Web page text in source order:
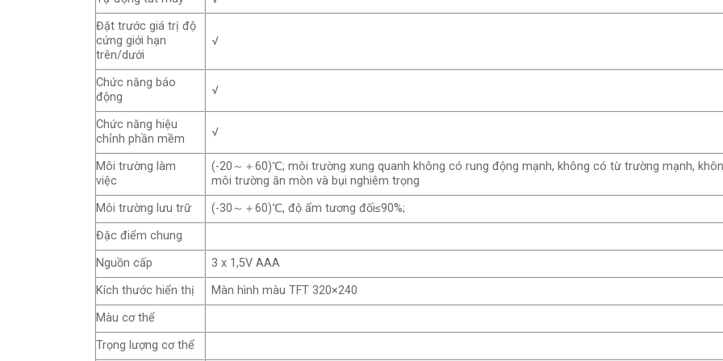
Đặt trước giá trị độ
cứng giới hạn
trên/dưới
√
Chức năng báo
động
√
Chức năng hiệu
chỉnh phần mềm
√
Môi trường làm
việc
(-20～＋60)℃; môi trường xung quanh không có rung động mạnh, không có từ trường mạnh,
môi trường ăn mòn và bụi nghiêm trọng
Môi trường lưu trữ
(-30～＋60)℃, độ ẩm tương đối≤90%;
Đặc điểm chung
Nguồn cấp
3 x 1,5V AAA
Kích thước hiển thị
Màn hình màu TFT 320×240
Màu cơ thể
Trọng lượng cơ thể